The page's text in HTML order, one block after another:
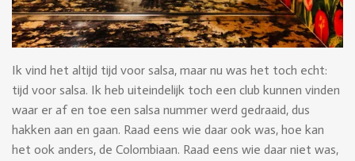
Ik vind het altijd tijd voor salsa, maar nu was het toch echt:
tijd voor salsa. Ik heb uiteindelijk toch een club kunnen vinden
waar er af en toe een salsa nummer werd gedraaid, dus
hakken aan en gaan. Raad eens wie daar ook was, hoe kan
het ook anders, de Colombiaan. Raad eens wie daar niet was,